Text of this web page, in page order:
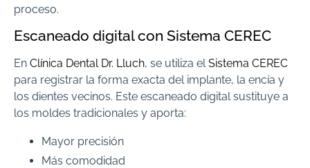
proceso.
Escaneado digital con Sistema CEREC
En Clínica Dental Dr. Lluch, se utiliza elSistema CEREC
para registrar la forma exacta del implante, la encía y
los dientes vecinos. Este escaneado digital sustituye a
los moldes tradicionales y aporta:
Mayor precisión
Más comodidad